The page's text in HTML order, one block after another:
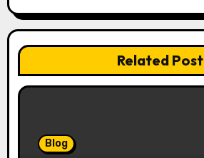
t
i
o
Related Post
Blog